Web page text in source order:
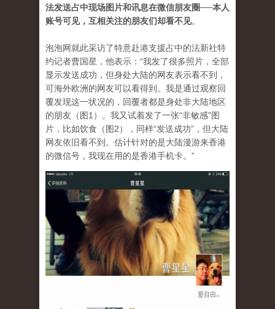
法发送占中现场图片和讯息在微信朋友圈──本人
账号可见，互相关注的朋友们却看不见。
泡泡网就此采访了特意赴港支援占中的法新社特
约记者曹国星，他表示：“我发了很多照片，全部
显示发送成功，但身处大陆的网友表示看不到，
可海外欧洲的网友可以看得到。我是通过观察回
覆发现这一状况的，回覆者都是身处非大陆地区
的朋友（图1）。我又试着发了一张“非敏感”图
片，比如饮食（图2），同样“发送成功”，但大陆
网友依旧看不到。估计针对的是大陆漫游来香港
的微信号，我现在用的是香港手机卡。”